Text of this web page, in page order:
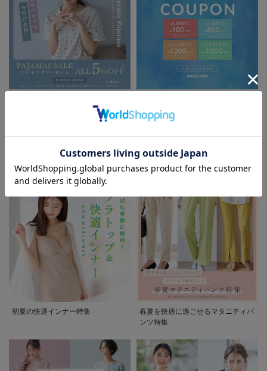
FEATURE
マタニティウェア/授乳服/
マタニティ用品に関する特集
初夏の快適インナー特集
春夏を快適に過ごせるマタニティパ
ンツ特集
お気に入り商品を確認する